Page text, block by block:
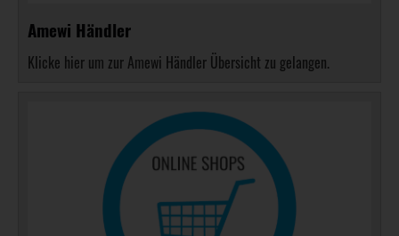
Amewi Händler
Klicke hier um zur Amewi Händler Übersicht zu gelangen.